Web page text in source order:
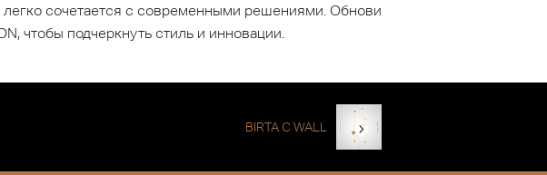
легко сочетается с современными решениями. Обнови
чтобы подчеркнуть стиль и инновации.
BIRTA C WALL